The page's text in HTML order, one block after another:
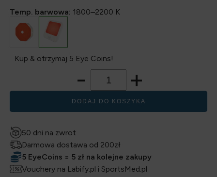
Temp. barwowa: 1800–2200 K
Kup & otrzymaj 5 Eye Coins!
- +
DODAJ DO KOSZYKA
50 dni na zwrot
Darmowa dostawa od 200zł
5 EyeCoins = 5 zł na kolejne zakupy
Vouchery na Labify.pl i SportsMed.pl